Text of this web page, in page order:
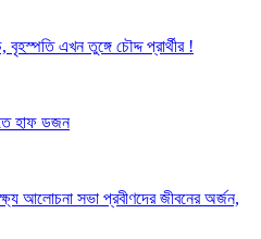
বৃহস্পতি এখন তুঙ্গে চৌদ্দ প্রার্থীর !
হাফ ডজন
আলোচনা সভা প্রবীণদের জীবনের অর্জন,